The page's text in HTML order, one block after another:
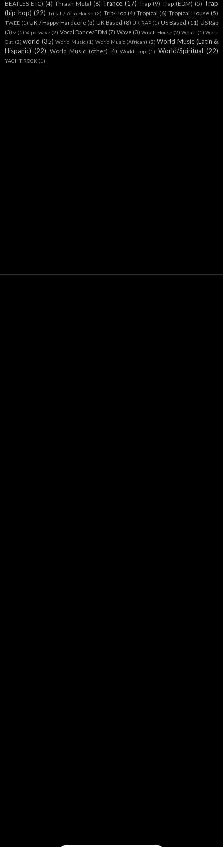
BEATLES ETC) (4) Thrash Metal (6) Trance (17) Trap (9) Trap (EDM) (5) Trap
(hip-hop) (22) Tribal / Afro House (2) Trip-Hop (4) Tropical (6) Tropical House (5)
TWEE (1) UK / Happy Hardcore (3) UK Based (8) UK RAP (1) US Based (11) US Rap
(3) v (1) Vaporwave (2) Vocal Dance/EDM (7) Wave (3) Witch House (2) Wolrd (1) Work
Out (2) world (35) World Music (1) World Music (African) (2) World Music (Latin &
Hispanic) (22) World Music (other) (4) World pop (1) World/Spiritual (22)
YACHT ROCK (1)